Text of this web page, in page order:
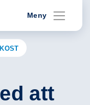
Meny
att